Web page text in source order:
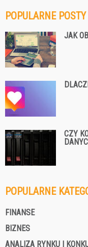
POPULARNE POSTY
JAK
CZY
POPULARNE
FINANSE
BIZNES
ANALIZA RYNKU I